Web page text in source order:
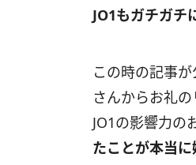
JO1もガチガチ
この時の記事
さんからお礼
JO1の影響力の
たことが本当に